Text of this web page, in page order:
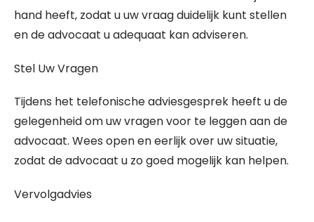
hand heeft, zodat u uw vraag duidelijk kunt stellen
en de advocaat u adequaat kan adviseren.
Stel Uw Vragen
Tijdens het telefonische adviesgesprek heeft u de
gelegenheid om uw vragen voor te leggen aan de
advocaat. Wees open en eerlijk over uw situatie,
zodat de advocaat u zo goed mogelijk kan helpen.
Vervolgadvies